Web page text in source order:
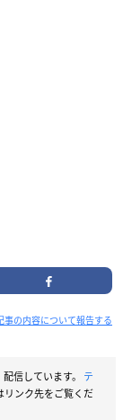
事の内容について報告する
信しています。 テ
リンク先をご覧くだ